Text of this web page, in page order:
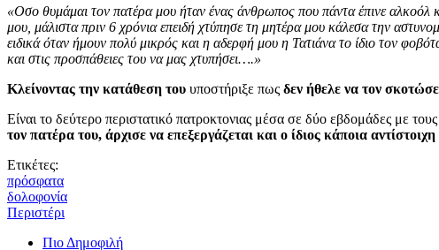
«Οσο θυμάμαι τον πατέρα μου ήταν ένας άνθρωπος που πάντα έπινε αλκοόλ
μου, μάλιστα πριν 6 χρόνια επειδή χτύπησε τη μητέρα μου κάλεσα την
ειδικά όταν ήμουν πολύ μικρός και η αδερφή μου η Τατιάνα το ίδιο τον
και στις προσπάθειες του να μας χτυπήσει….»
Κλείνοντας την κατάθεση του υποστήριξε πως δεν ήθελε να τον
Είναι το δεύτερο περιστατικό πατροκτονιας μέσα σε δύο εβδομάδες με
τον πατέρα του, άρχισε να επεξεργάζεται και ο ίδιος κάποια
Ετικέτες:
πρόσφατα
δολοφονία
Περιστέρι
Πιο Δημοφιλή